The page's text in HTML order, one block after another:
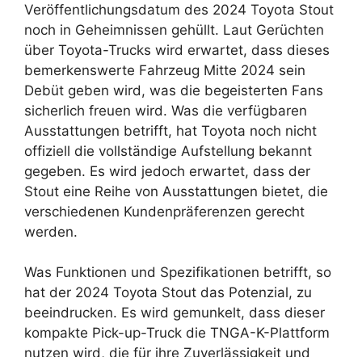
Veröffentlichungsdatum des 2024 Toyota Stout
noch in Geheimnissen gehüllt. Laut Gerüchten
über Toyota-Trucks wird erwartet, dass dieses
bemerkenswerte Fahrzeug Mitte 2024 sein
Debüt geben wird, was die begeisterten Fans
sicherlich freuen wird. Was die verfügbaren
Ausstattungen betrifft, hat Toyota noch nicht
offiziell die vollständige Aufstellung bekannt
gegeben. Es wird jedoch erwartet, dass der
Stout eine Reihe von Ausstattungen bietet, die
verschiedenen Kundenpräferenzen gerecht
werden.
Was Funktionen und Spezifikationen betrifft, so
hat der 2024 Toyota Stout das Potenzial, zu
beeindrucken. Es wird gemunkelt, dass dieser
kompakte Pick-up-Truck die TNGA-K-Plattform
nutzen wird, die für ihre Zuverlässigkeit und